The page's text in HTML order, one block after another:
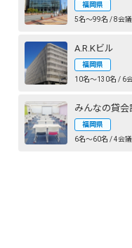
福岡県
5名〜99名 / 8会
A.R.Kビル
福岡県
10名〜130名 / 6
みんなの貸
福岡県
6名〜60名 / 4会